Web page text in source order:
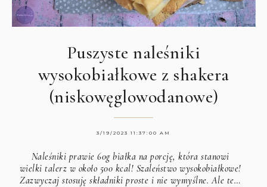
Puszyste naleśniki
wysokobiałkowe z shakera
(niskowęglowodanowe)
3/19/2023 11:37:00 AM
Naleśniki prawie 60g białka na porcję, która stanowi
wielki talerz w około 500 kcal! Szaleństwo wysokobiałkowe!
Zazwyczaj stosuję składniki proste i nie wymyślne. Ale te…